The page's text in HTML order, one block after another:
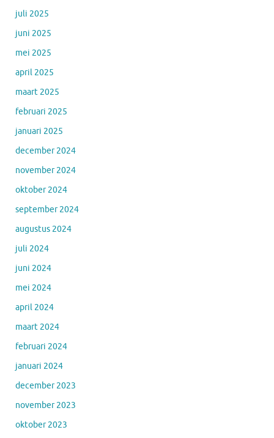
juli 2025
juni 2025
mei 2025
april 2025
maart 2025
februari 2025
januari 2025
december 2024
november 2024
oktober 2024
september 2024
augustus 2024
juli 2024
juni 2024
mei 2024
april 2024
maart 2024
februari 2024
januari 2024
december 2023
november 2023
oktober 2023